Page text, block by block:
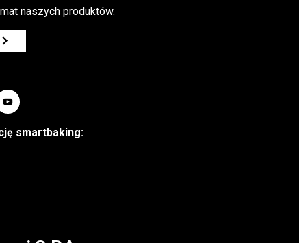
naszych produktów.
smartbaking: